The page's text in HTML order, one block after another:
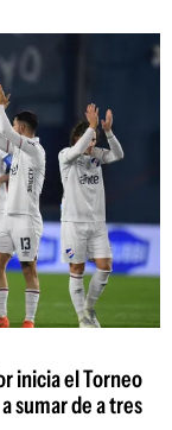
inicia el Torneo
sumar de a tres